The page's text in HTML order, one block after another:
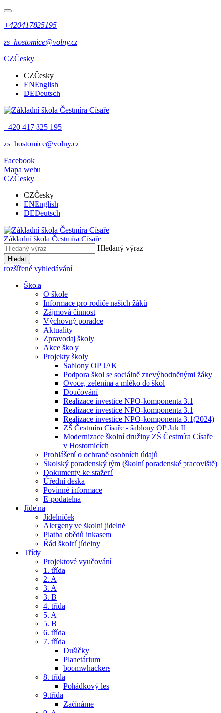
+420417825195
zs_hostomice@volny.cz
CZČesky
CZČesky
ENEnglish
DEDeutsch
+420 417 825 195
zs_hostomice@volny.cz
Facebook
Mapa webu
CZČesky
CZČesky
ENEnglish
DEDeutsch
Základní škola Čestmíra Císaře
Hledaný výraz
Hledat
rozšířené vyhledávání
Škola
O škole
Informace pro rodiče našich žáků
Zájmová činnost
Výchovný poradce
Aktuality
Zpravodaj školy
Akce školy
Projekty školy
Šablony OP JAK
Podpora škol se sociálně znevýhodněnými žáky
Ovoce, zelenina a mléko do škol
Doučování
Realizace investice NPO-komponenta 3.1
Realizace investice NPO-komponenta 3.1
Realizace investice NPO-komponenta 3.1(2024)
ZŠ Čestmíra Císaře - šablony OP Jak II
Modernizace školní družiny ZŠ Čestmíra Císaře
v Hostomicích
Prohlášení o ochraně osobních údajů
Školský poradenský tým (školní poradenské pracoviště)
Dokumenty ke stažení
Úřední deska
Povinné informace
E-podatelna
Jídelna
Jídelníček
Alergeny ve školní jídelně
Platba obědů inkasem
Řád školní jídelny
Třídy
Projektové vyučování
1. třída
2. A
3. A
3. B
4. třída
5. A
5. B
6. třída
7. třída
Dušičky
Planetárium
boomwhackers
8. třída
Pohádkový les
9.třída
Začínáme